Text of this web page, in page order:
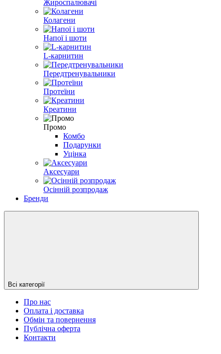
Жироспалювачі
Колагени
Напої і шоти
L-карнитин
Передтренувальники
Протеїни
Креатини
Промо
Комбо
Подарунки
Уцінка
Аксесуари
Осінній розпродаж
Бренди
Всі категорії
Про нас
Оплата і доставка
Обмін та повернення
Публічна оферта
Контакти